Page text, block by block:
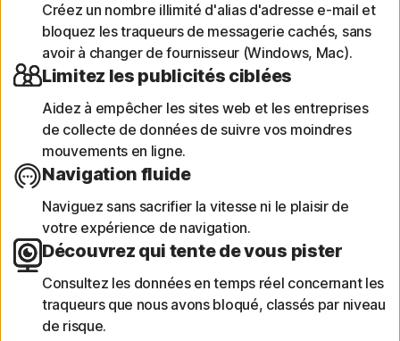
Créez un nombre illimité d'alias d'adresse e-mail et
bloquez les traqueurs de messagerie cachés, sans
avoir à changer de fournisseur (Windows, Mac).
Limitez les publicités ciblées
Aidez à empêcher les sites web et les entreprises
de collecte de données de suivre vos moindres
mouvements en ligne.
Navigation fluide
Naviguez sans sacrifier la vitesse ni le plaisir de
votre expérience de navigation.
Découvrez qui tente de vous pister
Consultez les données en temps réel concernant les
traqueurs que nous avons bloqué, classés par niveau
de risque.